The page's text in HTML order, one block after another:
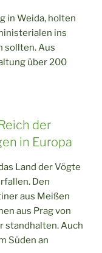
in Weida, holten
ins
sollten. Aus
über 200
der
in Europa
Land der Vögte
Den
aus Meißen
aus Prag von
standhalten. Auch
Süden an